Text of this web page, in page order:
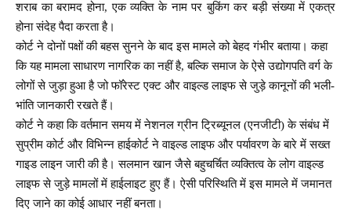
शराब का बरामद होना, एक व्यक्ति के नाम पर बुकिंग कर बड़ी संख्या में एकत्र
होना संदेह पैदा करता है।
कोर्ट ने दोनों पक्षों की बहस सुनने के बाद इस मामले को बेहद गंभीर बताया। कहा
कि यह मामला साधारण नागरिक का नहीं है, बल्कि समाज के ऐसे उद्योगपति वर्ग के
लोगों से जुड़ा हुआ है जो फॉरेस्ट एक्ट और वाइल्ड लाइफ से जुड़े कानूनों की भली-
भांति जानकारी रखते हैं।
कोर्ट ने कहा कि वर्तमान समय में नेशनल ग्रीन ट्रिब्यूनल (एनजीटी) के संबंध में
सुप्रीम कोर्ट और विभिन्न हाईकोर्ट ने वाइल्ड लाइफ और पर्यावरण के बारे में सख्त
गाइड लाइन जारी की है। सलमान खान जैसे बहुचर्चित व्यक्तित्व के लोग वाइल्ड
लाइफ से जुड़े मामलों में हाईलाइट हुए हैं। ऐसी परिस्थिति में इस मामले में जमानत
दिए जाने का कोई आधार नहीं बनता।